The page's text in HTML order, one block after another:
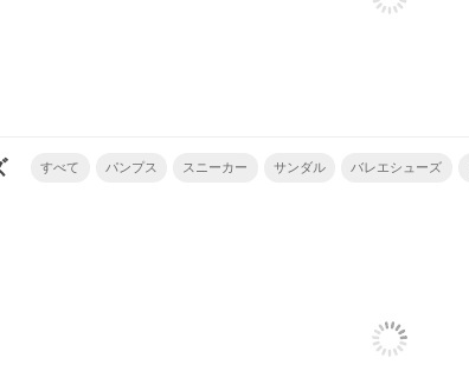
すべて パンプス スニーカー サンダル バレエシューズ